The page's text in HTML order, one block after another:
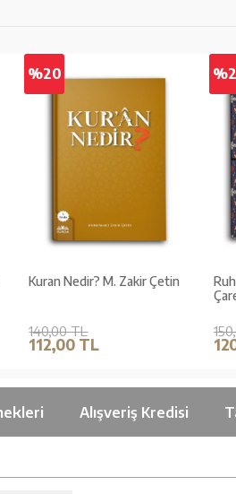
%20
Kuran Nedir? M. Zakir Çetin
140,00 TL
112,00 TL
%20
Alışveriş Kredisi